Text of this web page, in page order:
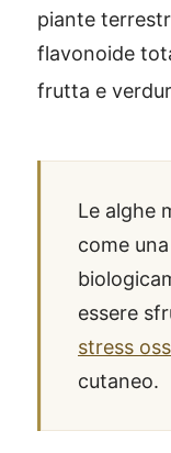
piante
flavonoide
frutta e
Le alghe
come
essere
stress
cutaneo.